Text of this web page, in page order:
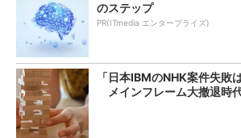
のステップ
PR(ITmedia エンタープライズ)
「日本IBMのNHK案件失敗
メインフレーム大撤退時